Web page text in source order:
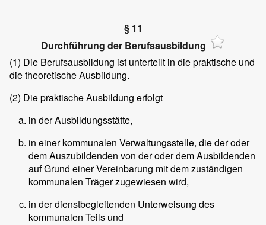
§ 11
Durchführung der Berufsausbildung
(1) Die Berufsausbildung ist unterteilt in die praktische und
die theoretische Ausbildung.
(2) Die praktische Ausbildung erfolgt
in der Ausbildungsstätte,
in einer kommunalen Verwaltungsstelle, die der oder
dem Auszubildenden von der oder dem Ausbildenden
auf Grund einer Vereinbarung mit dem zuständigen
kommunalen Träger zugewiesen wird,
in der dienstbegleitenden Unterweisung des
kommunalen Teils und